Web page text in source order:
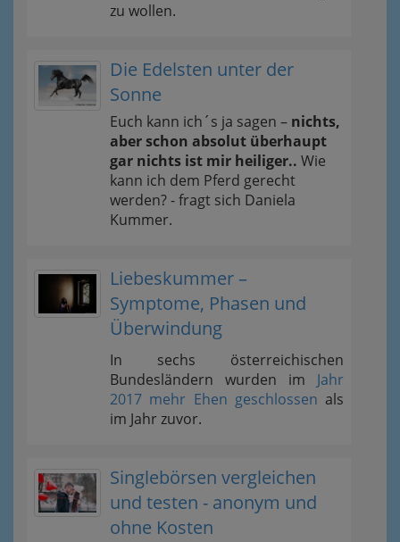
zu wollen.
Die Edelsten unter der
Sonne
Euch kann ich´s ja sagen – nichts,
aber schon absolut überhaupt
gar nichts ist mir heiliger.. Wie
kann ich dem Pferd gerecht
werden? - fragt sich Daniela
Kummer.
Liebeskummer –
Symptome, Phasen und
Überwindung
In sechs österreichischen
Bundesländern wurden im Jahr
2017 mehr Ehen geschlossen als
im Jahr zuvor.
Singlebörsen vergleichen
und testen - anonym und
ohne Kosten